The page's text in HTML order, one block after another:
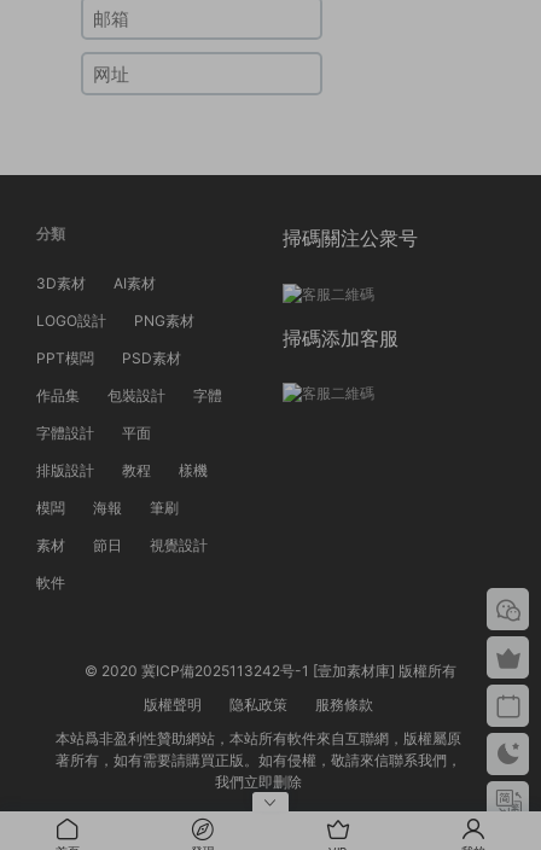
分類
3D素材 AI素材
LOGO設計 PNG素材
PPT模闆 PSD素材
作品集 包裝設計 字體
字體設計 平面
排版設計 教程 樣機
模闆 海報 筆刷
素材 節日 視覺設計
軟件
掃碼關注公衆号
掃碼添加客服
© 2020 冀ICP備2025113242号-1 [壹加素材庫] 版權所有
版權聲明
隐私政策
服務條款
本站爲非盈利性贊助網站，本站所有軟件來自互聯網，版權屬原
著所有，如有需要請購買正版。如有侵權，敬請來信聯系我們，
我們立即删除